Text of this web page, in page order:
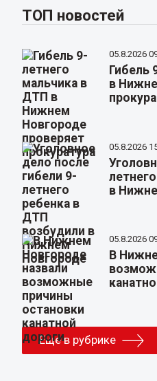
ТОП новостей
05.8.2026
Гибель
в
05.8.2026
в
05.8.2026
В
Еще в рубрике